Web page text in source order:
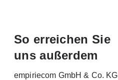
So erreichen Sie
uns außerdem
empiriecom GmbH & Co. KG